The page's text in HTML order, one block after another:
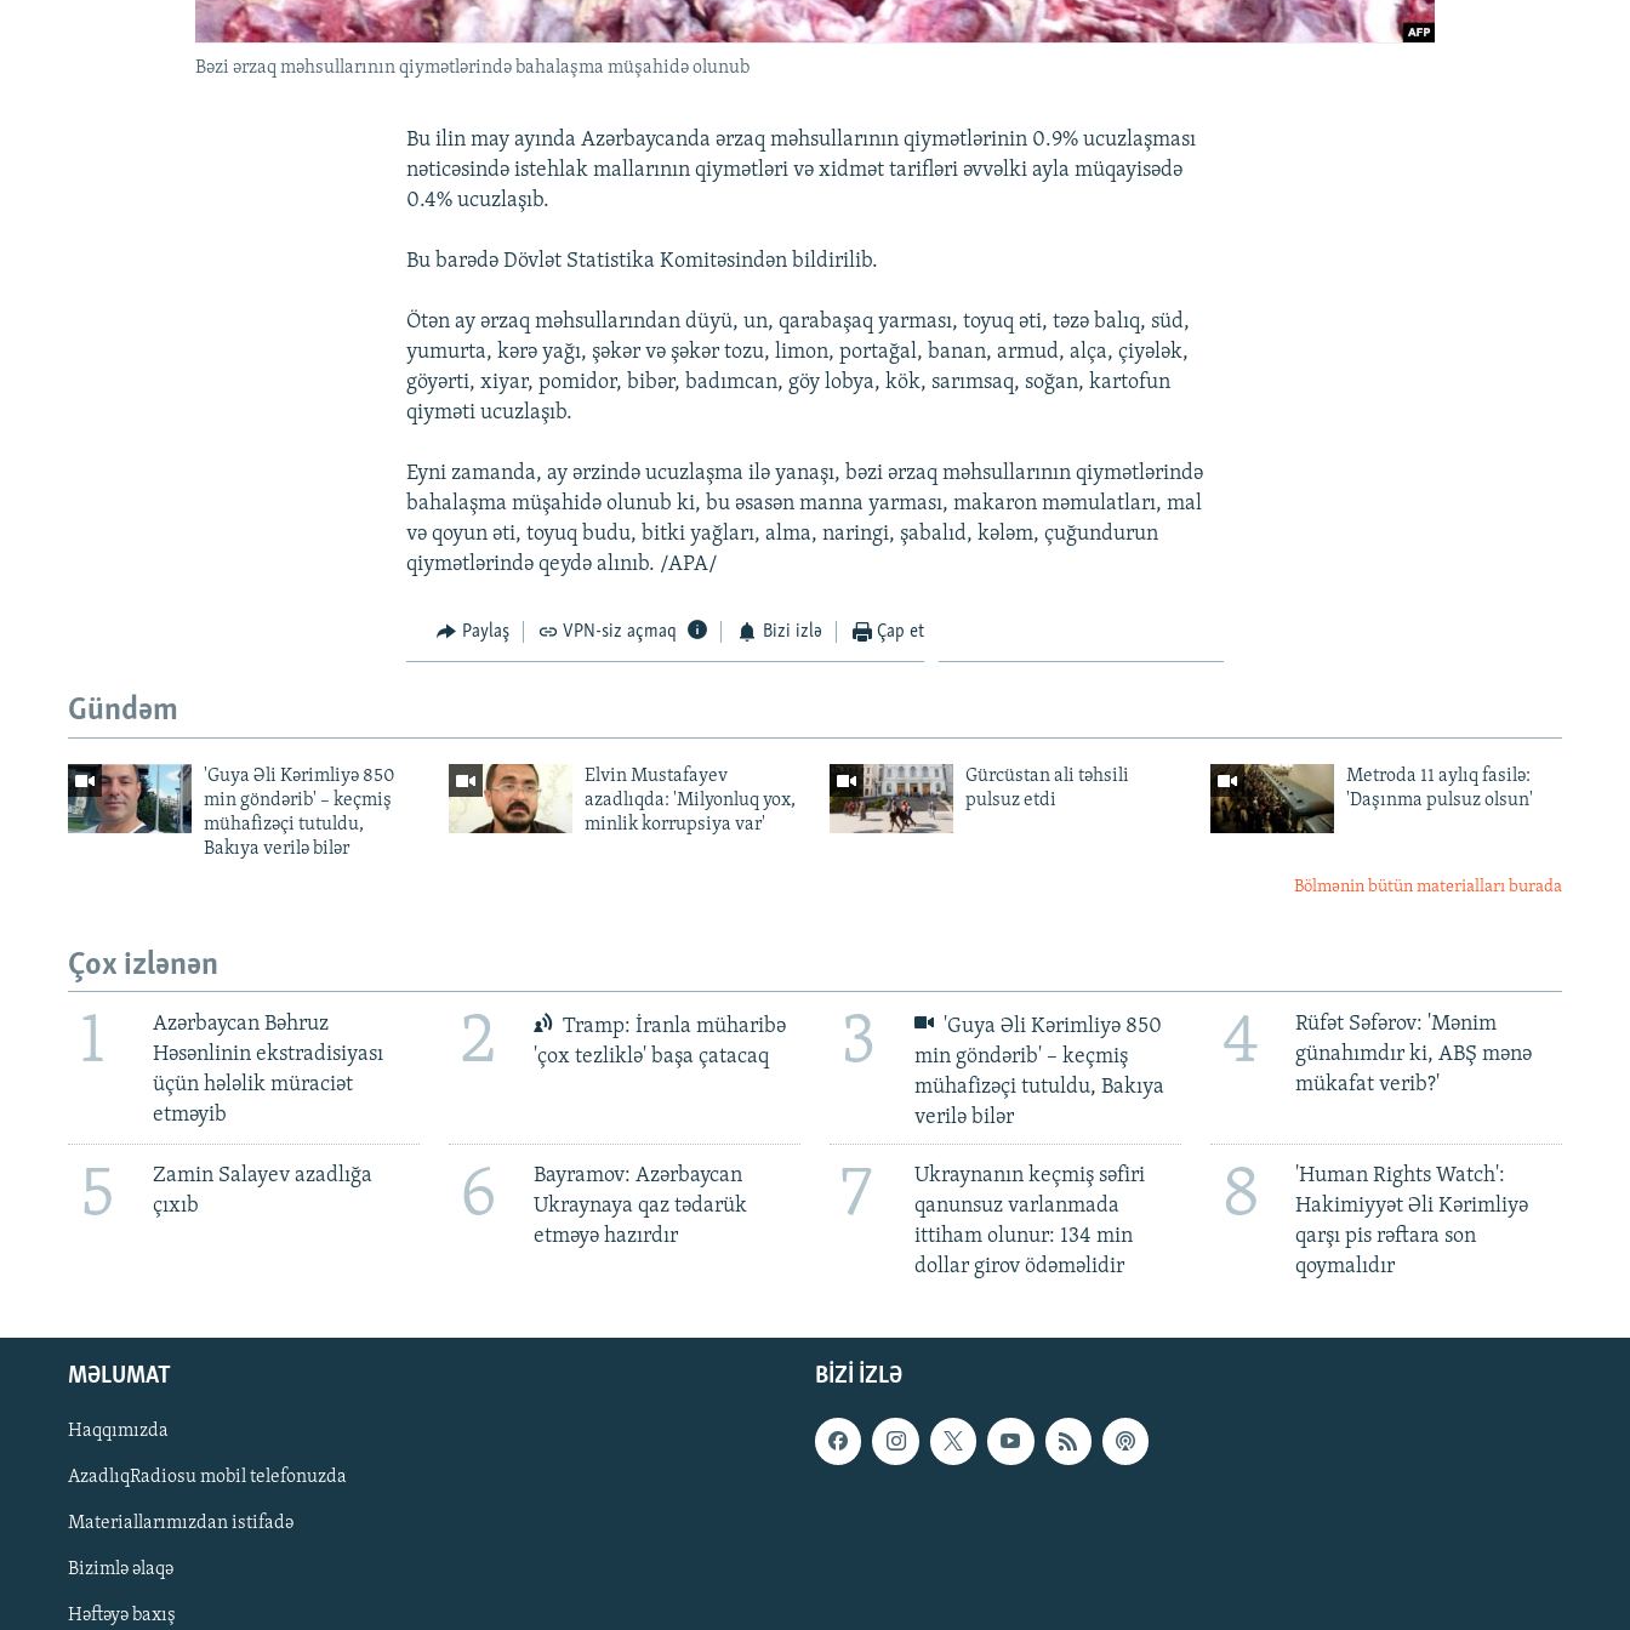
Bəzi ərzaq məhsullarının qiymətlərində bahalaşma müşahidə olunub
Bu ilin may ayında Azərbaycanda ərzaq məhsullarının qiymətlərinin 0.9% ucuzlaşması
nəticəsində istehlak mallarının qiymətləri və xidmət tarifləri əvvəlki ayla müqayisədə
0.4% ucuzlaşıb.
Bu barədə Dövlət Statistika Komitəsindən bildirilib.
Ötən ay ərzaq məhsullarından düyü, un, qarabaşaq yarması, toyuq əti, təzə balıq, süd,
yumurta, kərə yağı, şəkər və şəkər tozu, limon, portağal, banan, armud, alça, çiyələk,
göyərti, xiyar, pomidor, bibər, badımcan, göy lobya, kök, sarımsaq, soğan, kartofun
qiyməti ucuzlaşıb.
Eyni zamanda, ay ərzində ucuzlaşma ilə yanaşı, bəzi ərzaq məhsullarının qiymətlərində
bahalaşma müşahidə olunub ki, bu əsasən manna yarması, makaron məmulatları, mal
və qoyun əti, toyuq budu, bitki yağları, alma, naringi, şabalıd, kələm, çuğundurun
qiymətlərində qeydə alınıb. /APA/
Paylaş VPN-siz açmaq Bizi izlə Çap et
Gündəm
'Guya Əli Kərimliyə 850
min göndərib' – keçmiş
mühafizəçi tutuldu,
Bakıya verilə bilər
Elvin Mustafayev
azadlıqda: 'Milyonluq yox,
minlik korrupsiya var'
Gürcüstan ali təhsili
pulsuz etdi
Metroda 11 aylıq fasilə:
'Daşınma pulsuz olsun'
Bölmənin bütün materialları burada
Çox izlənən
1
Azərbaycan Bəhruz
Həsənlinin ekstradisiyası
üçün hələlik müraciət
etməyib
2
Tramp: İranla müharibə
'çox tezliklə' başa çatacaq
3
'Guya Əli Kərimliyə 850
min göndərib' – keçmiş
mühafizəçi tutuldu, Bakıya
verilə bilər
4
Rüfət Səfərov: 'Mənim
günahımdır ki, ABŞ mənə
mükafat verib?'
5
Zamin Salayev azadlığa
çıxıb
6
Bayramov: Azərbaycan
Ukraynaya qaz tədarük
etməyə hazırdır
7
Ukraynanın keçmiş səfiri
qanunsuz varlanmada
ittiham olunur: 134 min
dollar girov ödəməlidir
8
'Human Rights Watch':
Hakimiyyət Əli Kərimliyə
qarşı pis rəftara son
qoymalıdır
BIZI IZLƏ
MƏLUMAT
Haqqımızda
AzadlıqRadiosu mobil telefonuzda
Materiallarımızdan istifadə
Bizimlə əlaqə
Həftəyə baxış